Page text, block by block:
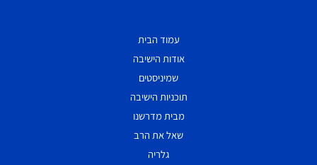
עמוד הבית
אודות הישיבה
שמיניסטים
תוכניות הישיבה
מבית מדרשנו
שאל את הרב
גלריה